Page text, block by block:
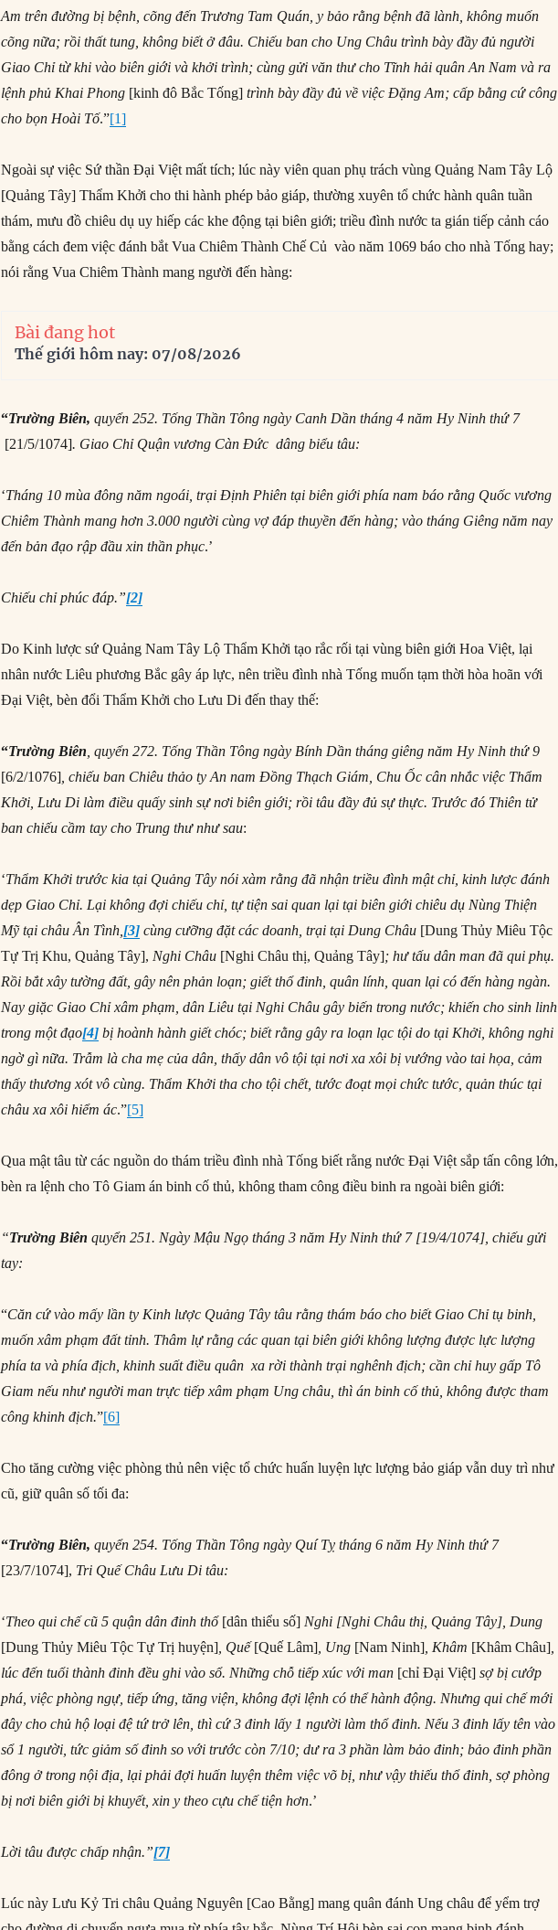
Am trên đường bị bệnh, cõng đến Trương Tam Quán, y bảo rằng bệnh đã lành, không muốn
cõng nữa; rồi thất tung, không biết ở đâu. Chiếu ban cho Ung Châu trình bày đầy đủ người
Giao Chỉ từ khi vào biên giới và khởi trình; cùng gửi văn thư cho Tĩnh hải quân An Nam và ra
lệnh phủ Khai Phong [kinh đô Bắc Tống] trình bày đầy đủ về việc Đặng Am; cấp bằng cứ công
cho bọn Hoài Tố.”[1]
Ngoài sự việc Sứ thần Đại Việt mất tích; lúc này viên quan phụ trách vùng Quảng Nam Tây Lộ
[Quảng Tây] Thẩm Khởi cho thi hành phép bảo giáp, thường xuyên tổ chức hành quân tuần
thám, mưu đồ chiêu dụ uy hiếp các khe động tại biên giới; triều đình nước ta gián tiếp cảnh cáo
bằng cách đem việc đánh bắt Vua Chiêm Thành Chế Củ vào năm 1069 báo cho nhà Tống hay;
nói rằng Vua Chiêm Thành mang người đến hàng:
Bài đang hot
Thế giới hôm nay: 07/08/2026
“Trường Biên,quyển 252. Tống Thần Tông ngày Canh Dần tháng 4năm Hy Ninh thứ 7
[21/5/1074]. Giao Chỉ Quận vương Càn Đức dâng biểu tâu:
‘Tháng 10 mùa đông năm ngoái, trại Định Phiên tại biên giới phía nam báo rằng Quốc vương
Chiêm Thành mang hơn 3.000 người cùng vợ đáp thuyền đến hàng; vào tháng Giêng năm nay
đến bản đạo rập đầu xin thần phục.’
Chiếu chỉ phúc đáp.”[2]
Do Kinh lược sứ Quảng Nam Tây Lộ Thẩm Khởi tạo rắc rối tại vùng biên giới Hoa Việt, lại
nhân nước Liêu phương Bắc gây áp lực, nên triều đình nhà Tống muốn tạm thời hòa hoãn với
Đại Việt, bèn đổi Thẩm Khởi cho Lưu Di đến thay thế:
“Trường Biên, quyển 272. Tống Thần Tông ngày Bính Dần tháng giêng năm Hy Ninh thứ 9
[6/2/1076], chiếu ban Chiêu thảo ty An nam Đồng Thạch Giám, Chu Ốc cân nhắc việc Thẩm
Khởi, Lưu Di làm điều quấy sinh sự nơi biên giới; rồi tâu đầy đủ sự thực. Trước đó Thiên tử
ban chiếu cầm tay cho Trung thư như sau:
‘Thẩm Khởi trước kia tại Quảng Tây nói xàm rằng đã nhận triều đình mật chỉ, kinh lược đánh
dẹp Giao Chỉ. Lại không đợi chiếu chỉ, tự tiện sai quan lại tại biên giới chiêu dụ Nùng Thiện
Mỹ tại châu Ân Tình,[3] cùng cưỡng đặt các doanh, trại tại Dung Châu [Dung Thủy Miêu Tộc
Tự Trị Khu, Quảng Tây], Nghi Châu [Nghi Châu thị, Quảng Tây]; hư tấu dân man đã qui phụ.
Rồi bắt xây tường đất, gây nên phản loạn; giết thổ đinh, quân lính, quan lại có đến hàng ngàn.
Nay giặc Giao Chỉ xâm phạm, dân Liêu tại Nghi Châu gây biến trong nước; khiến cho sinh linh
trong một đạo[4] bị hoành hành giết chóc; biết rằng gây ra loạn lạc tội do tại Khởi, không nghi
ngờ gì nữa. Trẫm là cha mẹ của dân, thấy dân vô tội tại nơi xa xôi bị vướng vào tai họa, cảm
thấy thương xót vô cùng. Thẩm Khởi tha cho tội chết, tước đoạt mọi chức tước, quản thúc tại
châu xa xôi hiểm ác.”[5]
Qua mật tâu từ các nguồn do thám triều đình nhà Tống biết rằng nước Đại Việt sắp tấn công lớn,
bèn ra lệnh cho Tô Giam án binh cố thủ, không tham công điều binh ra ngoài biên giới:
“Trường Biên quyển 251. Ngày Mậu Ngọ tháng 3 năm Hy Ninh thứ 7 [19/4/1074], chiếu gửi
tay:
“Căn cứ vào mấy lần ty Kinh lược Quảng Tây tâu rằng thám báo cho biết Giao Chỉ tụ binh,
muốn xâm phạm đất tỉnh. Thâm lự rằng các quan tại biên giới không lượng được lực lượng
phía ta và phía địch, khinh suất điều quân xa rời thành trại nghênh địch; cần chỉ huy gấp Tô
Giam nếu như người man trực tiếp xâm phạm Ung châu, thì án binh cố thủ, không được tham
công khinh địch.”[6]
Cho tăng cường việc phòng thủ nên việc tổ chức huấn luyện lực lượng bảo giáp vẫn duy trì như
cũ, giữ quân số tối đa:
“Trường Biên,quyển 254. Tống Thần Tôngngày Quí Tỵ tháng 6năm Hy Ninh thứ 7
[23/7/1074], Tri Quế Châu Lưu Di tâu:
‘Theo qui chế cũ 5 quận dân đinh thổ [dân thiểu số] Nghi [Nghi Châu thị, Quảng Tây], Dung
[Dung Thủy Miêu Tộc Tự Trị huyện], Quế [Quế Lâm], Ung [Nam Ninh], Khâm [Khâm Châu],
lúc đến tuổi thành đinh đều ghi vào sổ. Những chỗ tiếp xúc với man [chỉ Đại Việt] sợ bị cướp
phá, việc phòng ngự, tiếp ứng, tăng viện, không đợi lệnh có thể hành động. Nhưng qui chế mới
đây cho chủ hộ loại đệ tứ trở lên, thì cứ 3 đinh lấy 1 người làm thổ đinh. Nếu 3 đinh lấy tên vào
sổ 1 người, tức giảm số đinh so với trước còn 7/10; dư ra 3 phần làm bảo đinh; bảo đinh phần
đông ở trong nội địa, lại phải đợi huấn luyện thêm việc võ bị, như vậy thiếu thổ đinh, sợ phòng
bị nơi biên giới bị khuyết, xin y theo cựu chế tiện hơn.’
Lời tâu được chấp nhận.”[7]
Lúc này Lưu Kỷ Tri châu Quảng Nguyên [Cao Bằng] mang quân đánh Ung châu để yểm trợ